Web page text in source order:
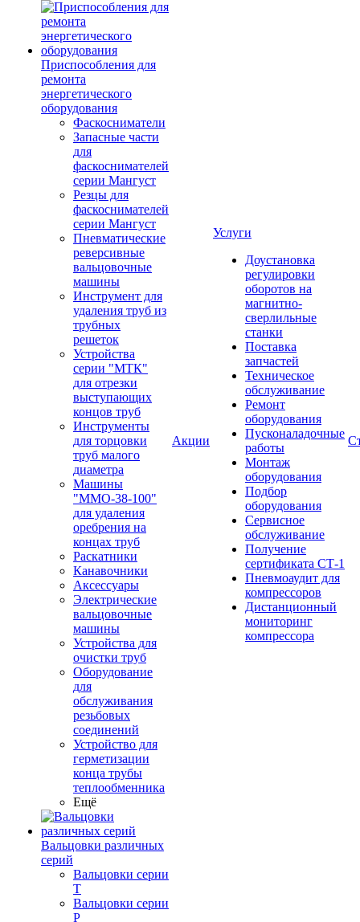
Приспособления для
ремонта
энергетического
оборудования
Фаскосниматели
Запасные части
для
фаскоснимателей
серии Мангуст
Резцы для
фаскоснимателей
серии Мангуст
Пневматические
реверсивные
вальцовочные
машины
Инструмент для
удаления труб из
трубных
решеток
Устройства
серии "МТК"
для отрезки
выступающих
концов труб
Инструменты
для торцовки
труб малого
диаметра
Машины
"ММО-38-100"
для удаления
оребрения на
концах труб
Раскатники
Канавочники
Аксессуары
Электрические
вальцовочные
машины
Устройства для
очистки труб
Оборудование
для
обслуживания
резьбовых
соединений
Устройство для
герметизации
конца трубы
теплообменника
Ещё
Вальцовки различных
серий
Вальцовки серии
Т
Вальцовки серии
Р
Акции
Услуги
Доустановка
регулировки
оборотов на
магнитно-
сверлильные
станки
Поставка
запчастей
Техническое
обслуживание
Ремонт
оборудования
Пусконаладочные
работы
Монтаж
оборудования
Подбор
оборудования
Сервисное
обслуживание
Получение
сертификата СТ-1
Пневмоаудит для
компрессоров
Дистанционный
мониторинг
компрессора